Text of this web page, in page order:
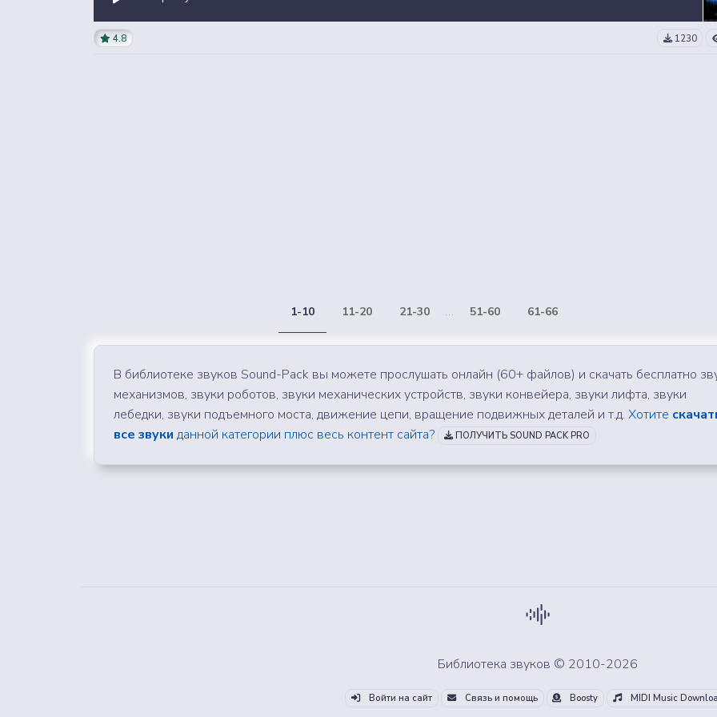
4.8 1230
1-10 11-20 21-30 ... 51-60 61-66
В библиотеке звуков Sound-Pack вы можете прослушать онлайн (60+ файлов) и скачать бесплатно
механизмов, звуки роботов, звуки механических устройств, звуки конвейера, звуки лифта, звуки
лебедки, звуки подъемного моста, движение цепи, вращение подвижных деталей и т.д. Хотите
все звуки данной категории плюс весь контент сайта? ПОЛУЧИТЬ SOUND PACK PRO
Библиотека звуков © 2010-2026
Войти на сайт Связь и помощь Boosty MIDI Music